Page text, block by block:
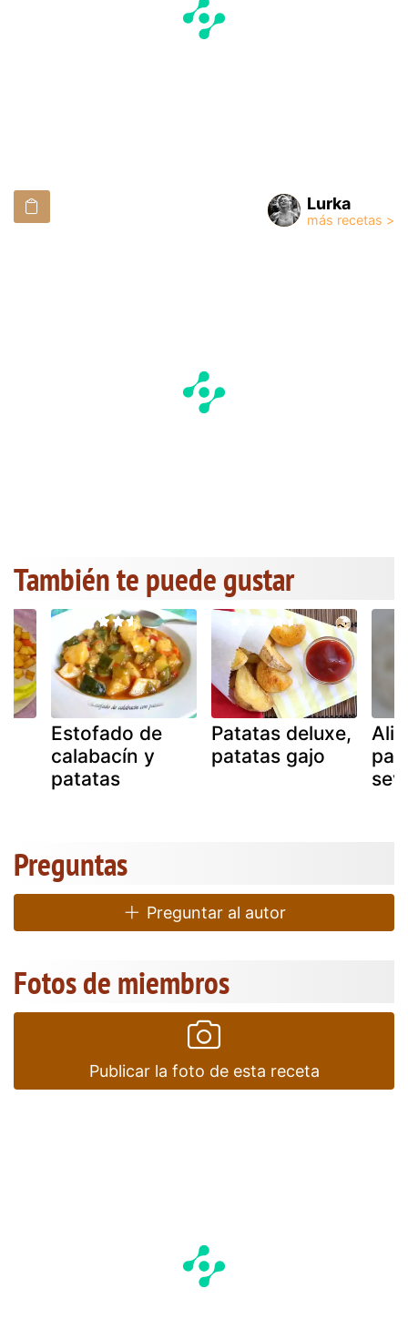
Lurka
También te puede gustar
Estofado de
calabacín y
patatas
Patatas deluxe,
patatas gajo
Preguntas
Preguntar al autor
Fotos de miembros
Publicar la foto de esta receta